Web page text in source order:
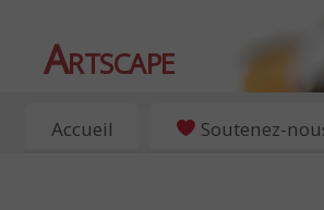
Artscape
EXPOSITIONS, ART ET
Accueil Soutenez-